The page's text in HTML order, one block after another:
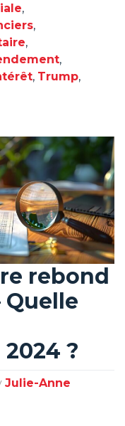
,
,
,
,
, Trump,
rebond
?
Julie-Anne